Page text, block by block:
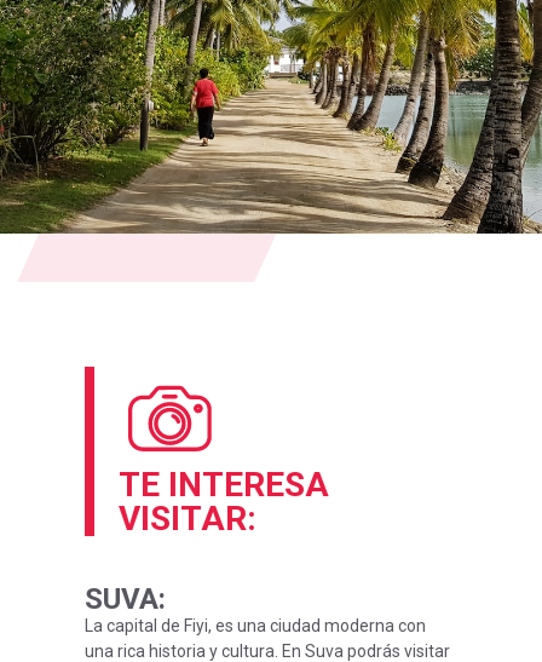
TE INTERESA
VISITAR:
SUVA:
La capital de Fiyi, es una ciudad moderna con
una rica historia y cultura. En Suva podrás visitar